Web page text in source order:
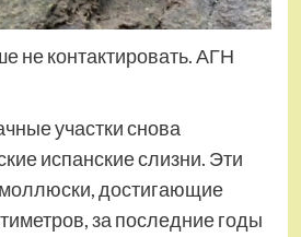
не контактировать. АГН
участки снова
испанские слизни. Эти
достигающие
за последние годы